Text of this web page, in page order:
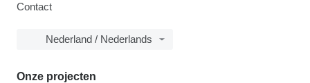
Contact
Nederland / Nederlands
Onze projecten